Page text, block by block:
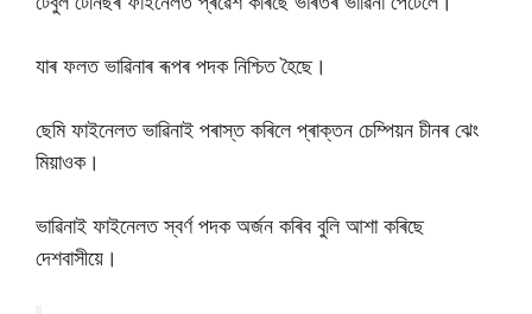
যাৰ ফলত ভাৱিনাৰ ৰূপৰ পদক নিশ্চিত হৈছে।
ছেমি ফাইনেলত ভাৱিনাই পৰাস্ত কৰিলে প্ৰাক্তন চেম্পিয়ন চীনৰ ঝেং
মিয়াওক।
ভাৱিনাই ফাইনেলত স্বৰ্ণ পদক অৰ্জন কৰিব বুলি আশা কৰিছে
দেশবাসীয়ে।